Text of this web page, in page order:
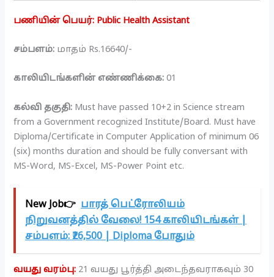
பணியின் பெயர்: Public Health Assistant
சம்பளம்: மாதம் Rs.16640/-
காலியிடங்களின் எண்ணிக்கை: 01
கல்வி தகுதி: Must have passed 10+2 in Science stream
from a Government recognized Institute/Board. Must have
Diploma/Certificate in Computer Application of minimum 06
(six) months duration and should be fully conversant with
MS-Word, MS-Excel, MS-Power Point etc.
New Job👉 பாரத் பெட்ரோலியம்
நிறுவனத்தில் வேலை! 154 காலியிடங்கள் |
சம்பளம்: ₹26,500 | Diploma போதும்
வயது வரம்பு: 21 வயது பூர்த்தி அடைந்தவராகவும் 30